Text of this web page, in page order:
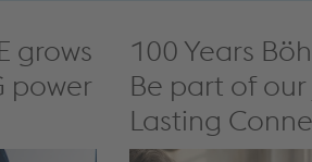
grows
power
100 Years
Be part of
Lasting